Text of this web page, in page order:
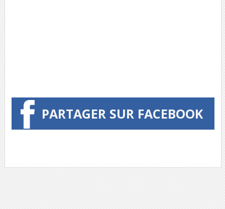
PARTAGER SUR FACEBOOK